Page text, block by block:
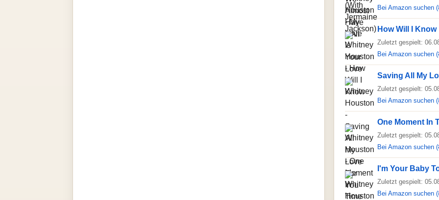
Bei Amazon suchen
How Will I Know
Zuletzt gespielt:
Bei Amazon suchen
Saving All My
Zuletzt gespielt:
Bei Amazon suchen
One Moment In
Zuletzt gespielt:
Bei Amazon suchen
I'm Your Baby
Zuletzt gespielt:
Bei Amazon suchen